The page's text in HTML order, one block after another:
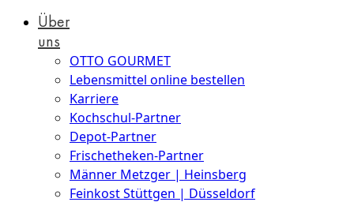
Über
uns
OTTO GOURMET
Lebensmittel online bestellen
Karriere
Kochschul-Partner
Depot-Partner
Frischetheken-Partner
Männer Metzger | Heinsberg
Feinkost Stüttgen | Düsseldorf